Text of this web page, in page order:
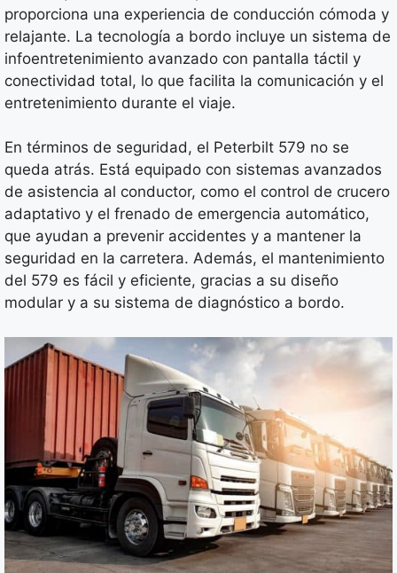
proporciona una experiencia de conducción cómoda y
relajante. La tecnología a bordo incluye un sistema de
infoentretenimiento avanzado con pantalla táctil y
conectividad total, lo que facilita la comunicación y el
entretenimiento durante el viaje.
En términos de seguridad, el Peterbilt 579 no se
queda atrás. Está equipado con sistemas avanzados
de asistencia al conductor, como el control de crucero
adaptativo y el frenado de emergencia automático,
que ayudan a prevenir accidentes y a mantener la
seguridad en la carretera. Además, el mantenimiento
del 579 es fácil y eficiente, gracias a su diseño
modular y a su sistema de diagnóstico a bordo.